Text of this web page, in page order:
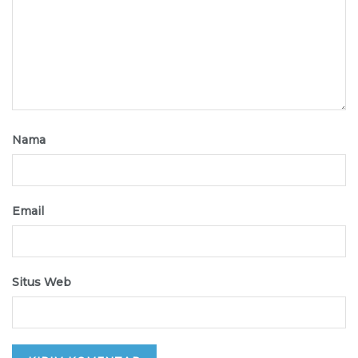
Nama
Email
Situs Web